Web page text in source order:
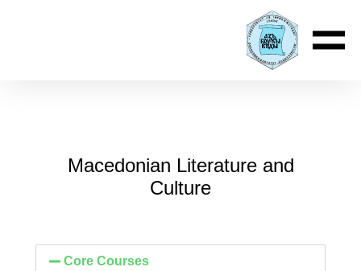
Macedonian Literature and
Culture
Core Courses